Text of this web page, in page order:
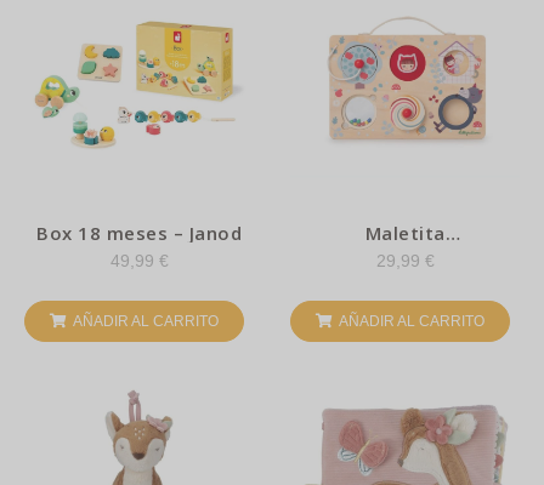
Box 18 meses – Janod
49,99 €
AÑADIR AL CARRITO
Maletita
descubrimiento –
Lilliputiens
29,99 €
AÑADIR AL CARRITO